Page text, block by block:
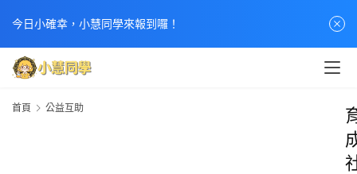
今日小確幸，小慧同學來報到囉！
首頁 公益互助